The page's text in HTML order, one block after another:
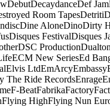
DebutDecaydanceDef Jam
Room TapesDetriti
Dine AloneDinoDirty
Disques FestivalDisques
DSC Production
ECM New SeriesEd
Elvis LtdEmArcyEmbassy
The Ride RecordsEnrage
F-BeatFabrikaFactory
Flying HighFlying Nun